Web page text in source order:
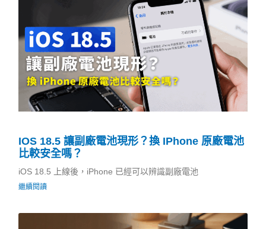
IOS 18.5 讓副廠電池現形？換 IPhone 原廠電池
比較安全嗎？
iOS 18.5 上線後，iPhone 已經可以辨識副廠電池
繼續閱讀